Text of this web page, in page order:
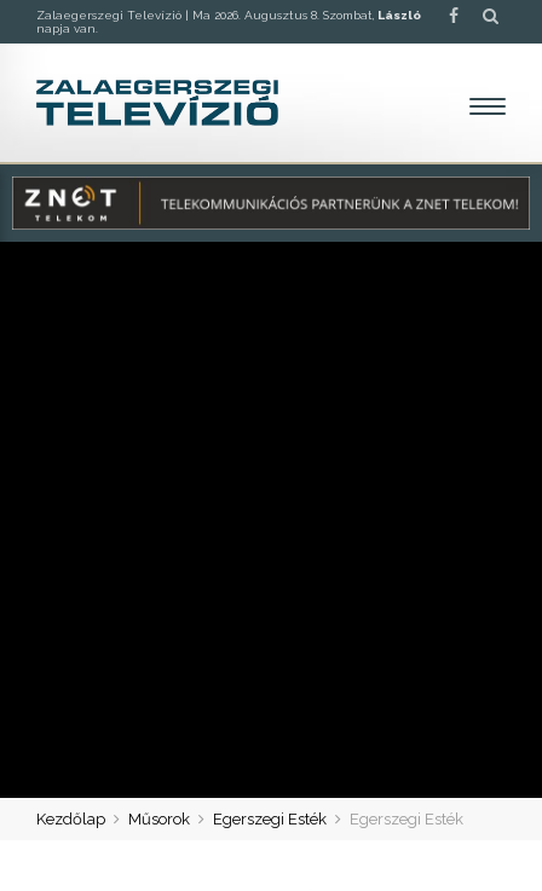
Zalaegerszegi Televízió | Ma 2026. Augusztus 8. Szombat, László
napja van.
Kezdőlap Műsorok Egerszegi Esték Egerszegi Esték